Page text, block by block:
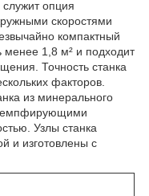
опция
скоростями
компактный
менее 1,8 м² и подходит
Точность станка
факторов.
из минерального
Узлы станка
и изготовлены с